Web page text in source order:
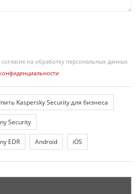
на обработку персональных данных
Kaspersky Security для бизнеса
Security
EDR Android iOS